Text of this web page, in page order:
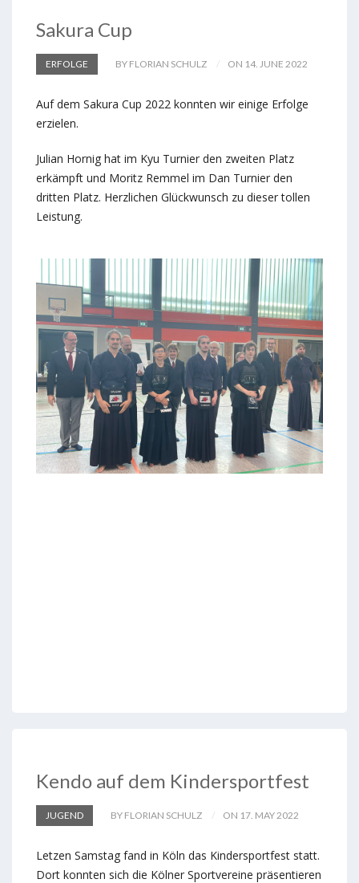
Sakura Cup
ERFOLGE BY FLORIAN SCHULZ ON 14. JUNE 2022
Auf dem Sakura Cup 2022 konnten wir einige Erfolge
erzielen.
Julian Hornig hat im Kyu Turnier den zweiten Platz
erkämpft und Moritz Remmel im Dan Turnier den
dritten Platz. Herzlichen Glückwunsch zu dieser tollen
Leistung.
Kendo auf dem Kindersportfest
JUGEND BY FLORIAN SCHULZ ON 17. MAY 2022
Letzen Samstag fand in Köln das Kindersportfest statt.
Dort konnten sich die Kölner Sportvereine präsentieren